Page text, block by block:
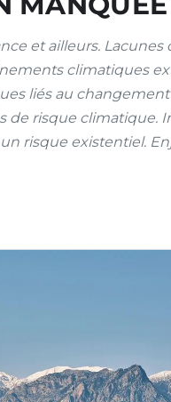
et ailleurs. Lacunes
climatiques
liés au
de risque climatique.
risque existentiel.